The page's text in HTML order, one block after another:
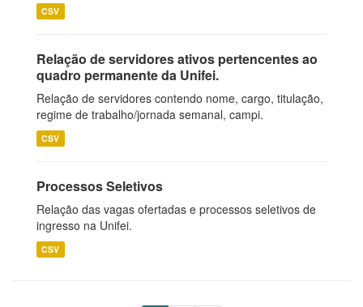
CSV
Relação de servidores ativos pertencentes ao
quadro permanente da Unifei.
Relação de servidores contendo nome, cargo, titulação,
regime de trabalho/jornada semanal, campi.
CSV
Processos Seletivos
Relação das vagas ofertadas e processos seletivos de
ingresso na Unifei.
CSV